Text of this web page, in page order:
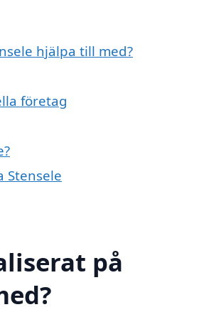
hjälpa till med?
företag
Stensele
på